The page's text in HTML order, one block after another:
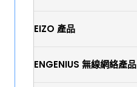
EIZO 產品
ENGENIUS 無線網絡產品